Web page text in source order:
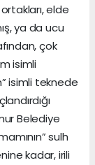
elde
ya da ucu
çok
isimli
isimli teknede
Belediye
sulh
kadar, irili